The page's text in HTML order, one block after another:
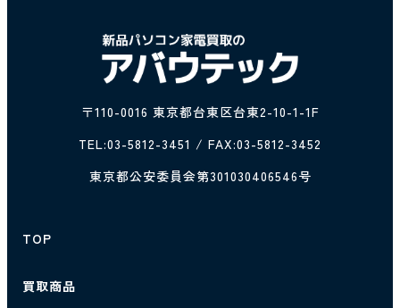
〒110-0016 東京都台東区台東2-10-1-1F
TEL:03-5812-3451 / FAX:03-5812-3452
東京都公安委員会第301030406546号
TOP
買取商品